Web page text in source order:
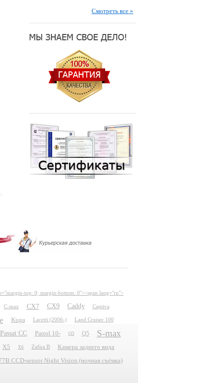
Смотреть все »
top: 0; margin-bottom: 0"><span lang="ru">
C-max CX7 CX9 Caddy Captiva
Kuga Lacetti (2006-) Land Cruiser 100
Passat CC Patrol 10- Q3 Q5 S-max
X5 X6 Zafira B
Камера заднего вида
CCD-sensor Night Vision (ночная съёмка)